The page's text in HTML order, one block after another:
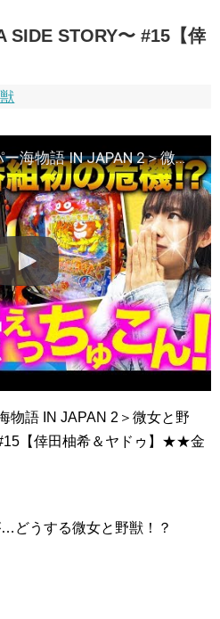
SIDE STORY〜 #15【倖
パチンコ新台＜Pスーパー海物語 IN JAPAN 2＞微女と野獣〜SEA SIDE STORY〜 #15【倖田柚希＆ヤドゥ】★★金曜日更新★★
物語 IN JAPAN 2＞微女と野
【倖田柚希＆ヤドゥ】★★金
どうする微女と野獣！？